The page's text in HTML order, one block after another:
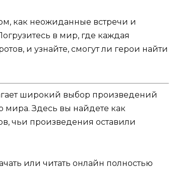
как неожиданные встречи и
в мир, где каждая
и узнайте, смогут ли герои найти
широкий выбор произведений
мира. Здесь вы найдете как
чьи произведения оставили
или читать онлайн полностью